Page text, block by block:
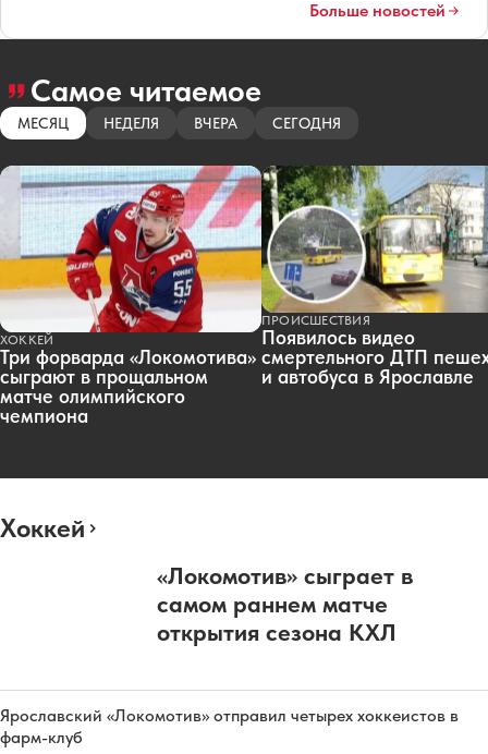
Больше новостей
Самое читаемое
МЕСЯЦ НЕДЕЛЯ ВЧЕРА СЕГОДНЯ
ХОККЕЙ
Три форварда «Локомотива»
сыграют в прощальном
матче олимпийского
чемпиона
ПРОИСШЕСТВИЯ
Появилось видео
смертельного ДТП
и автобуса в Ярославле
Хоккей
«Локомотив» сыграет в
самом раннем матче
открытия сезона КХЛ
Ярославский «Локомотив» отправил четырех хоккеистов в
фарм-клуб